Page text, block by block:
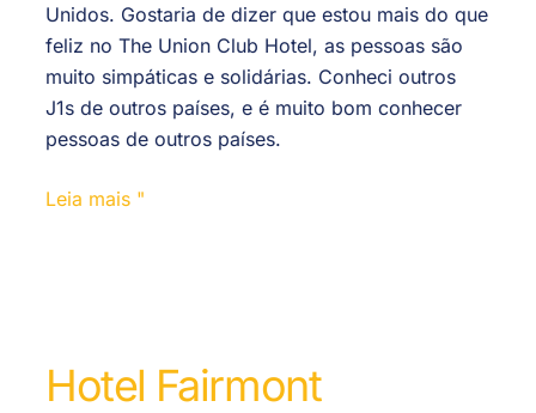
Unidos. Gostaria de dizer que estou mais do que
feliz no The Union Club Hotel, as pessoas são
muito simpáticas e solidárias. Conheci outros
J1s de outros países, e é muito bom conhecer
pessoas de outros países.
Leia mais "
Hotel Fairmont